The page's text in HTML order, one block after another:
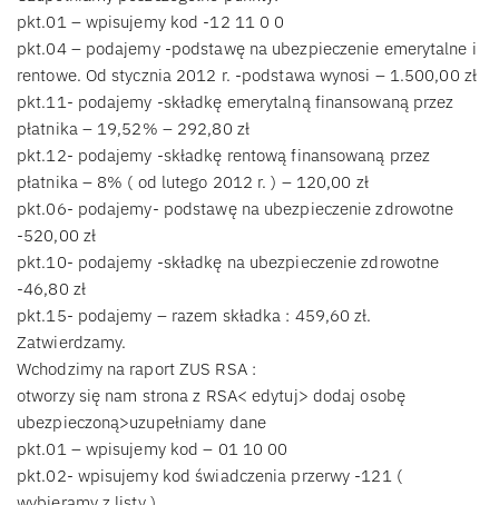
pkt.01 – wpisujemy kod -12 11 0 0
pkt.04 – podajemy -podstawę na ubezpieczenie emerytalne i
rentowe. Od stycznia 2012 r. -podstawa wynosi – 1.500,00 zł
pkt.11- podajemy -składkę emerytalną finansowaną przez
płatnika – 19,52% – 292,80 zł
pkt.12- podajemy -składkę rentową finansowaną przez
płatnika – 8% ( od lutego 2012 r. ) – 120,00 zł
pkt.06- podajemy- podstawę na ubezpieczenie zdrowotne
-520,00 zł
pkt.10- podajemy -składkę na ubezpieczenie zdrowotne
-46,80 zł
pkt.15- podajemy – razem składka : 459,60 zł.
Zatwierdzamy.
Wchodzimy na raport ZUS RSA :
otworzy się nam strona z RSA< edytuj> dodaj osobę
ubezpieczoną>uzupełniamy dane
pkt.01 – wpisujemy kod – 01 10 00
pkt.02- wpisujemy kod świadczenia przerwy -121 (